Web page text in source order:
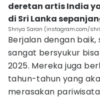
deretan artis India
di Sri Lanka
Shriya Saran (instagram.com/
Berjalan dengan baik,
sangat bersyukur
2025. Mereka juga
tahun-tahun yang
merasakan